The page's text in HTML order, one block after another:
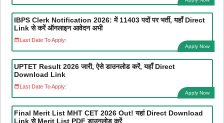
IBPS Clerk Notification 2026: में 11403 पदों पर भर्ती, यहाँ Direct
Link से करें ऑनलाइन आवेदन अभी
Last Date To Apply:
Apply Now
UPTET Result 2026 जारी, ऐसे डाउनलोड करें, यहाँ Direct
Download Link
Last Date To Apply:
Apply Now
Final Merit List MHT CET 2026 Out! यहां Direct Download
Link से Merit List PDF डाउनलोड करें